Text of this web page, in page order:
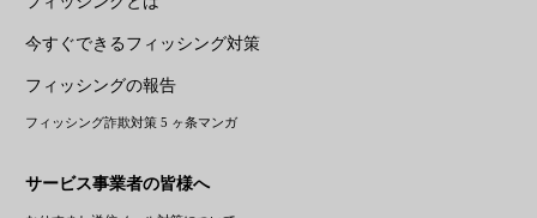
今すぐできるフィッシング対策
フィッシングの報告
フィッシング詐欺対策 5 ヶ条マンガ
サービス事業者の皆様へ